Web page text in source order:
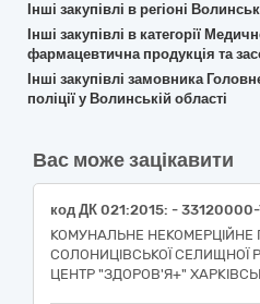
Інші закупівлі в регіоні
Інші закупівлі в категорії
фармацевтична продукція та
Інші закупівлі замовника
поліції у Волинській області
Вас може зацікавити
КОМУНАЛЬНЕ НЕКОМЕРЦІЙНЕ
СОЛОНИЦІВСЬКОЇ СЕЛИЩНОЇ
ЦЕНТР "ЗДОРОВ'Я+"